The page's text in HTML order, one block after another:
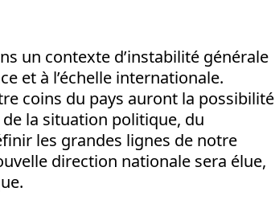
un contexte d’instabilité générale
et à l’échelle internationale.
coins du pays auront la possibilité
la situation politique, du
les grandes lignes de notre
direction nationale sera élue,